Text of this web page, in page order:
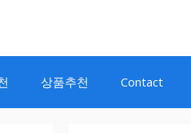
상품추천 Contact